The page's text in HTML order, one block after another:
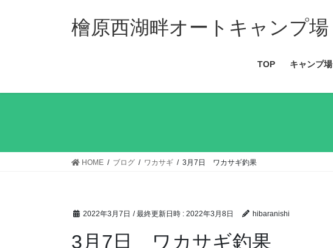
檜原西湖畔オートキャンプ場
TOP キャンプ場
HOME ブログ ワカサギ 3月7日 ワカサギ釣果
2022年3月7日 / 最終更新日時 : 2022年3月8日 hibaranishi
3月7日 ワカサギ釣果